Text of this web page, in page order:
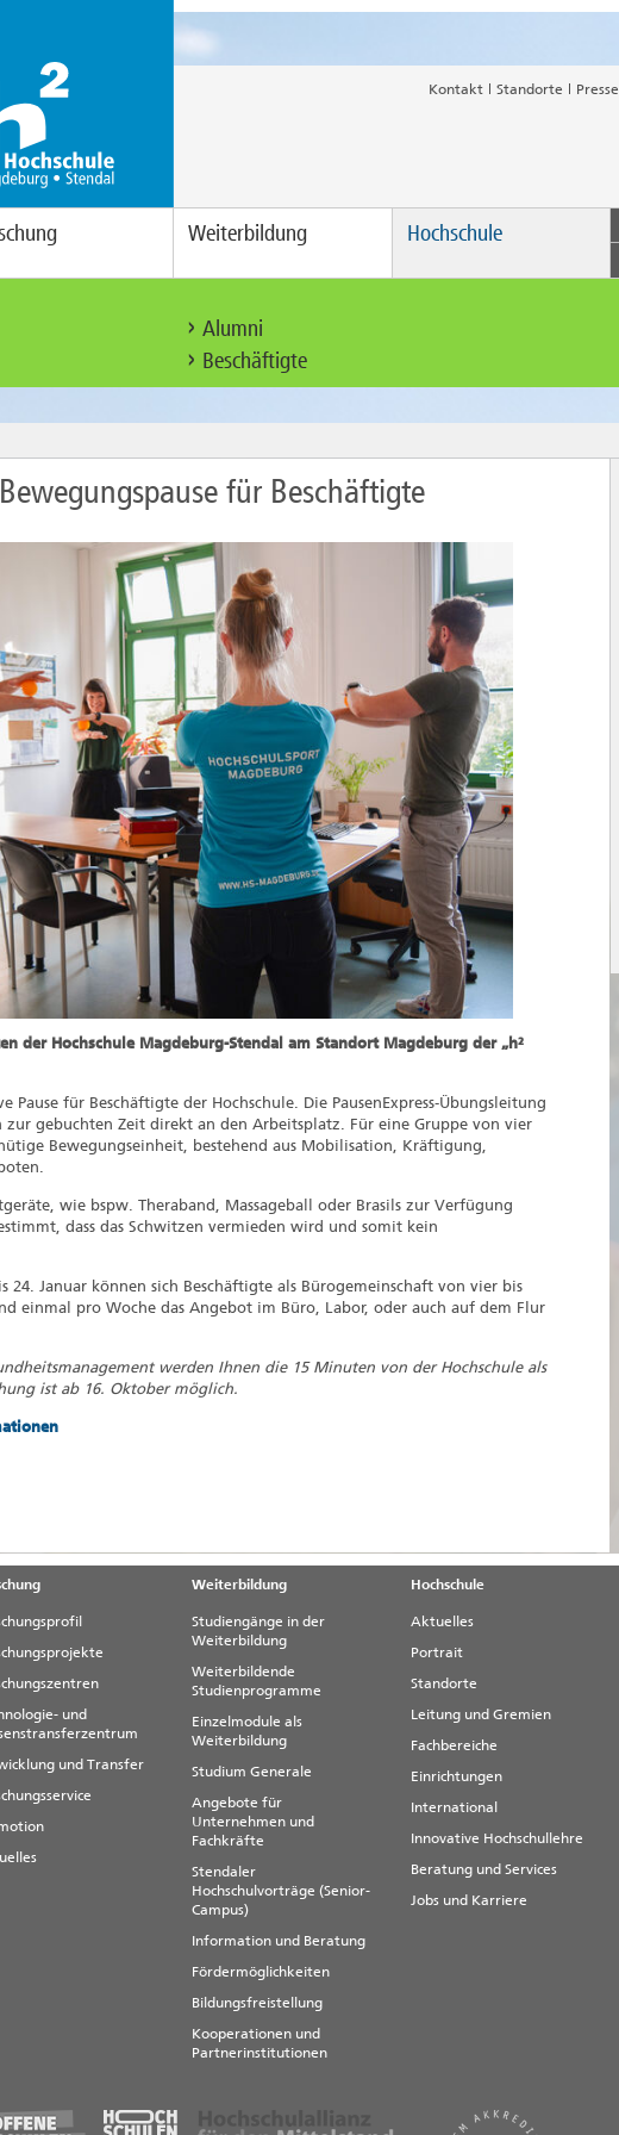
Kontakt Standorte Presse
Weiterbildung Hochschule
Alumni
Beschäftigte
für Beschäftigte
der Hochschule Magdeburg-Stendal am Standort Magdeburg der „h²
Pause für Beschäftigte der Hochschule. Die PausenExpress‐Übungsleitung
gebuchten Zeit direkt an den Arbeitsplatz. Für eine Gruppe von vier
Bewegungseinheit, bestehend aus Mobilisation, Kräftigung,
wie bspw. Theraband, Massageball oder Brasils zur Verfügung
dass das Schwitzen vermieden wird und somit kein
24. Januar können sich Beschäftigte als Bürogemeinschaft von vier bis
einmal pro Woche das Angebot im Büro, Labor, oder auch auf dem Flur
werden Ihnen die 15 Minuten von der Hochschule als
ist ab 16. Oktober möglich.
und
und Transfer
Weiterbildung
Studiengänge in der
Weiterbildung
Weiterbildende
Studienprogramme
Einzelmodule als
Weiterbildung
Studium Generale
Angebote für
Unternehmen und
Fachkräfte
Stendaler
Hochschulvorträge (Senior-
Campus)
Information und Beratung
Fördermöglichkeiten
Bildungsfreistellung
Kooperationen und
Partnerinstitutionen
Hochschule
Aktuelles
Portrait
Standorte
Leitung und Gremien
Fachbereiche
Einrichtungen
International
Innovative Hochschullehre
Beratung und Services
Jobs und Karriere